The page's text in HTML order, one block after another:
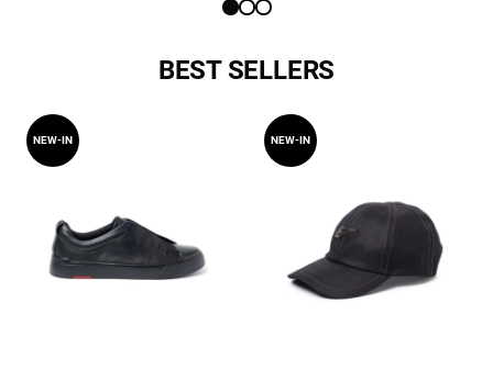
BEST SELLERS
NEW-IN NEW-IN